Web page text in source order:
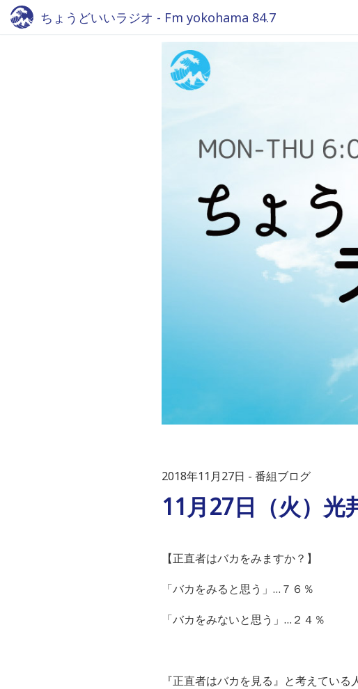
ちょうどいいラジオ - Fm yokohama 84.7
2018年11月27日 番組ブログ
11月27日（火）光
【正直者はバカをみますか？】
「バカをみると思う」…７６％
「バカをみないと思う」…２４％
『正直者はバカを見る』と考えている